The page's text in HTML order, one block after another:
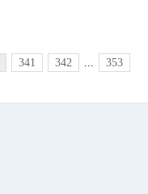
341 342 ...
353